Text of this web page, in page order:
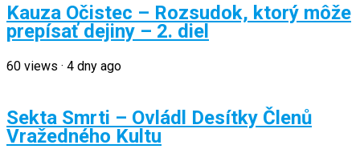
Kauza Očistec – Rozsudok, ktorý môže
prepísať dejiny – 2. diel
60 views · 4 dny ago
Sekta Smrti – Ovládl Desítky Členů
Vražedného Kultu